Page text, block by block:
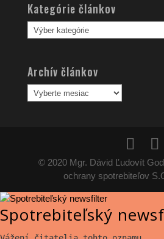
Kategórie článkov
Kategórie
článkov
Archív článkov
Archív
článkov
© 2020 Mgr. Dávid Ľudovít
ochrany spotrebiteľov
Spotrebiteľský